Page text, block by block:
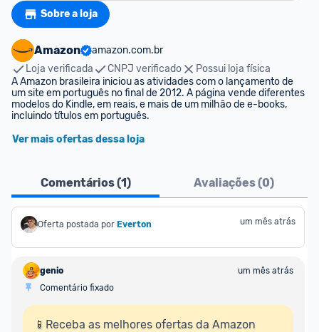
Sobre a loja
Amazon
amazon.com.br
Loja verificada
CNPJ verificado
Possui loja física
A Amazon brasileira iniciou as atividades com o lançamento de
um site em português no final de 2012. A página vende diferentes
modelos do Kindle, em reais, e mais de um milhão de e-books,
incluindo títulos em português.
Ver mais ofertas dessa loja
Comentários (1) Avaliações (0)
Oferta postada por Everton um mês atrás
genio
um mês atrás
Comentário fixado
📱Receba as melhores ofertas da Amazon